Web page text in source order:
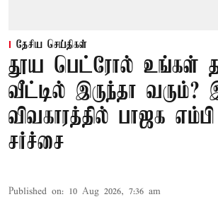
தேசிய செய்திகள்
தூய பெட்ரோல் உங்கள்
வீட்டில் இருந்தா வரும்?
விவகாரத்தில் பாஜக
சர்ச்சை
Published on: 10 Aug 2026, 7:36 am